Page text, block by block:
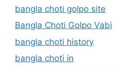
bangla choti golpo site
Bangla Choti Golpo Vabi
bangla choti history
bangla choti in